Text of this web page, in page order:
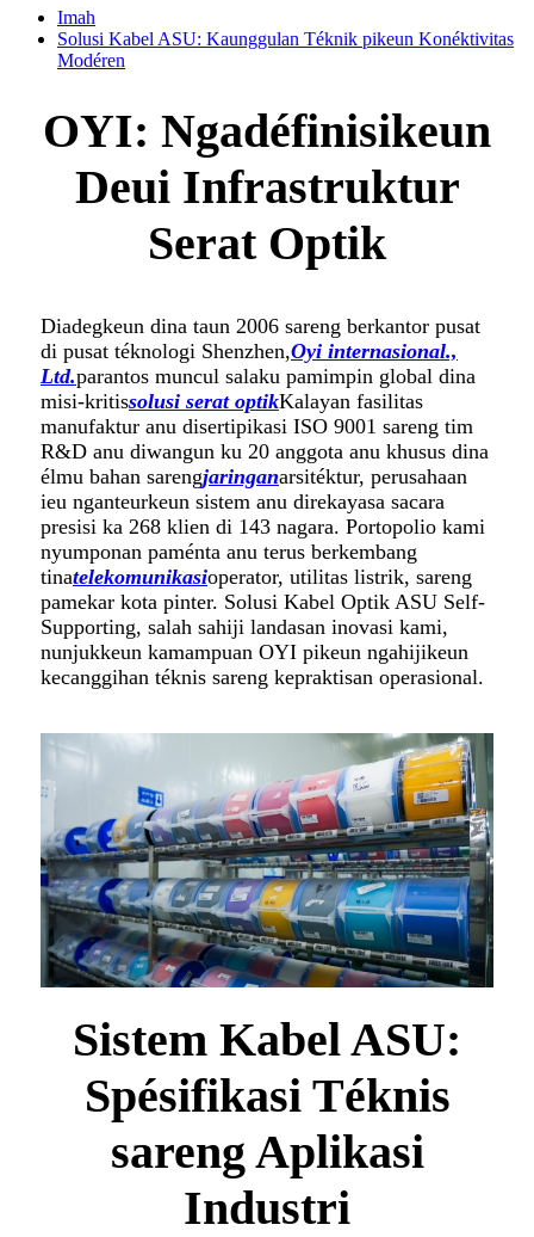
Imah
Solusi Kabel ASU: Kaunggulan Téknik pikeun Konéktivitas
Modéren
OYI: Ngadéfinisikeun
Deui Infrastruktur
Serat Optik
Diadegkeun dina taun 2006 sareng berkantor pusat
di pusat téknologi Shenzhen,Oyi internasional.,
Ltd.parantos muncul salaku pamimpin global dina
misi-kritissolusi serat optikKalayan fasilitas
manufaktur anu disertipikasi ISO 9001 sareng tim
R&D anu diwangun ku 20 anggota anu khusus dina
élmu bahan sarengjaringanarsitéktur, perusahaan
ieu nganteurkeun sistem anu direkayasa sacara
presisi ka 268 klien di 143 nagara. Portopolio kami
nyumponan paménta anu terus berkembang
tinatelekomunikasioperator, utilitas listrik, sareng
pamekar kota pinter. Solusi Kabel Optik ASU Self-
Supporting, salah sahiji landasan inovasi kami,
nunjukkeun kamampuan OYI pikeun ngahijikeun
kecanggihan téknis sareng kepraktisan operasional.
Sistem Kabel ASU:
Spésifikasi Téknis
sareng Aplikasi
Industri